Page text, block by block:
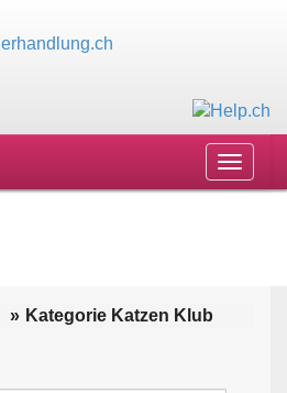
Toggle
Kategorie Katzen Klub